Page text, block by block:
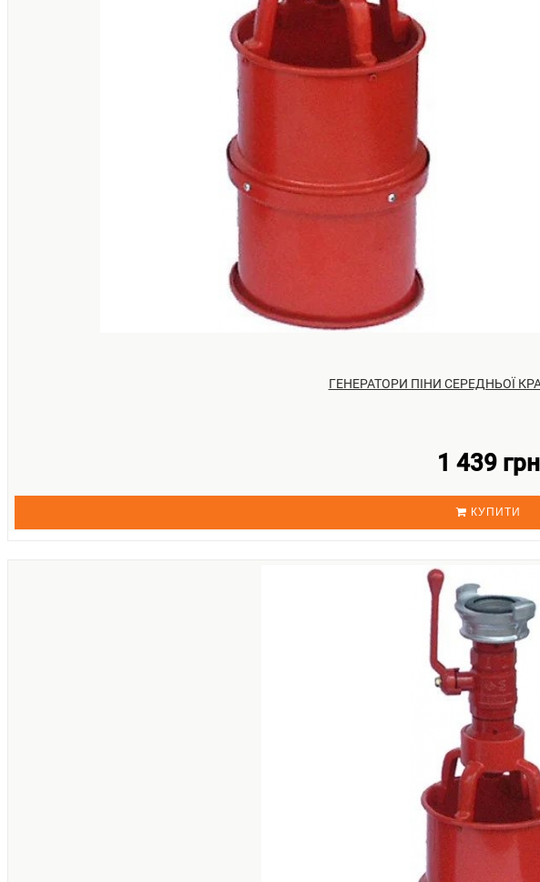
ПЕРЕВАГИ ПІННИХ ГЕНЕРАТОРІВ СЕРЕДНЬОЇ КРАТНОСТІ
Всі представлені моделі ГПС прості в конструкції, що гарантує їх надійність. І ось
Стійкі до температурних перепадів. Дані вироби можуть варіюватися в діапазонах
В процесі виготовлення застосовуються міцні матеріали. ГПС стійкі до
ламаються, не деформуються навіть від ударів.
Під час установки немає необхідності у використанні додаткових повітроводів, а
Швидко і ефективно пригнічують вогонь.
Витрата води зовсім незначний, чого не скажеш про водяні пристрої.
Вони можуть знаходитися в агресивних середовищах. На них не утворюються
Саме завдяки пінним генераторів можна загасити полум'я, попередивши
середовища з повітрям. Так що з генераторами піни (а піна, як відомо, найбільш
усунення вогнища загоряння, викликаного легкозаймистими і горючими рідинами.
ГЕНЕРАТОРИ ПІНИ СЕРЕДНЬОЇ
1 439 грн
КУПИТИ